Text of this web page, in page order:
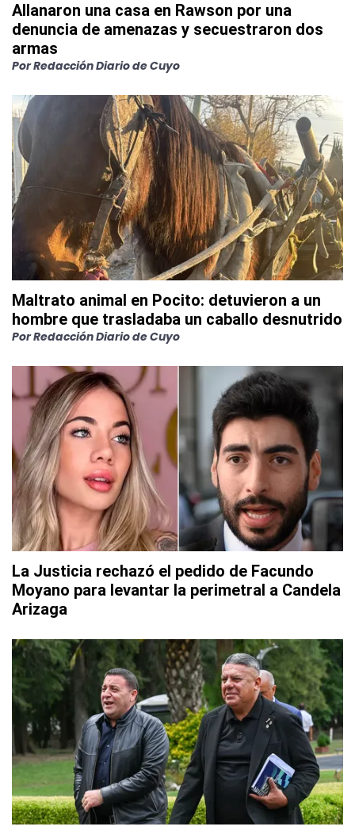
Allanaron una casa en Rawson por una
denuncia de amenazas y secuestraron dos
armas
PorRedacción Diario de Cuyo
Maltrato animal en Pocito: detuvieron a un
hombre que trasladaba un caballo desnutrido
PorRedacción Diario de Cuyo
La Justicia rechazó el pedido de Facundo
Moyano para levantar la perimetral a Candela
Arizaga